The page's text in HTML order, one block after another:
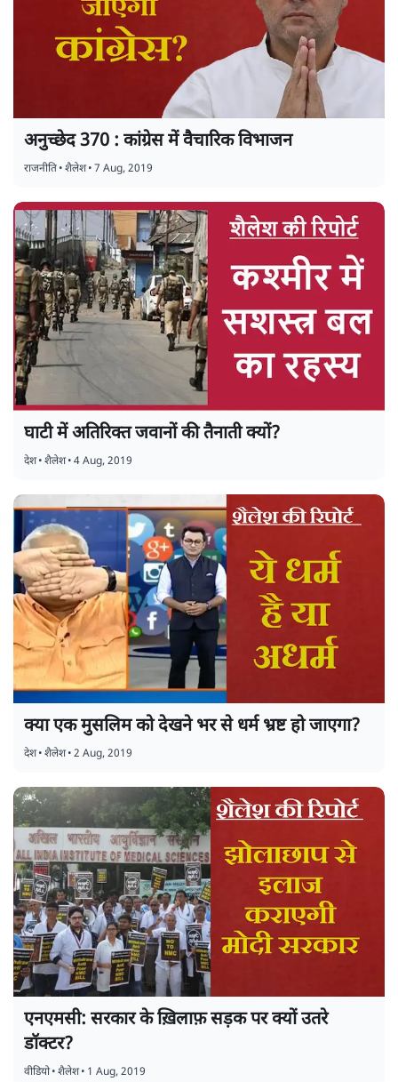
अनुच्छेद 370 : कांग्रेस में वैचारिक विभाजन
राजनीति•शैलेश•7 Aug, 2019
घाटी में अतिरिक्त जवानों की तैनाती क्यों?
देश•शैलेश•4 Aug, 2019
क्या एक मुसलिम को देखने भर से धर्म भ्रष्ट हो जाएगा?
देश•शैलेश•2 Aug, 2019
एनएमसी: सरकार के ख़िलाफ़ सड़क पर क्यों उतरे
डॉक्टर?
वीडियो•शैलेश• 1 Aug, 2019